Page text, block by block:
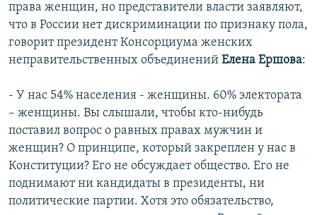
права женщин, но представители власти заявляют,
что в России нет дискриминации по признаку пола,
говорит президент Консорциума женских
неправительственных объединений Елена Ершова:
- У нас 54% населения - женщины. 60% электората
– женщины. Вы слышали, чтобы кто-нибудь
поставил вопрос о равных правах мужчин и
женщин? О принципе, который закреплен у нас в
Конституции? Его не обсуждает общество. Его не
поднимают ни кандидаты в президенты, ни
политические партии. Хотя это обязательство,